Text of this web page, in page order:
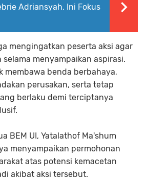
Adriansyah, Ini Fokus
mengingatkan peserta aksi agar
menyampaikan aspirasi.
membawa benda berbahaya,
perusakan, serta tetap
berlaku demi terciptanya
BEM UI, Yatalathof Ma'shum
menyampaikan permohonan
atas potensi kemacetan
akibat aksi tersebut.